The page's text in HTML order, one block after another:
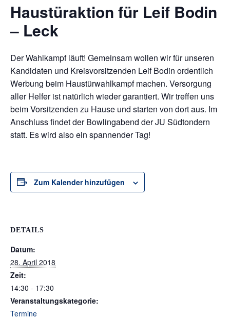
Haustüraktion für Leif Bodin
– Leck
Der Wahlkampf läuft! Gemeinsam wollen wir für unseren
Kandidaten und Kreisvorsitzenden Leif Bodin ordentlich
Werbung beim Haustürwahlkampf machen. Versorgung
aller Helfer ist natürlich wieder garantiert. Wir treffen uns
beim Vorsitzenden zu Hause und starten von dort aus. Im
Anschluss findet der Bowlingabend der JU Südtondern
statt. Es wird also ein spannender Tag!
Zum Kalender hinzufügen
DETAILS
Datum:
28. April 2018
Zeit:
14:30 - 17:30
Veranstaltungskategorie:
Termine